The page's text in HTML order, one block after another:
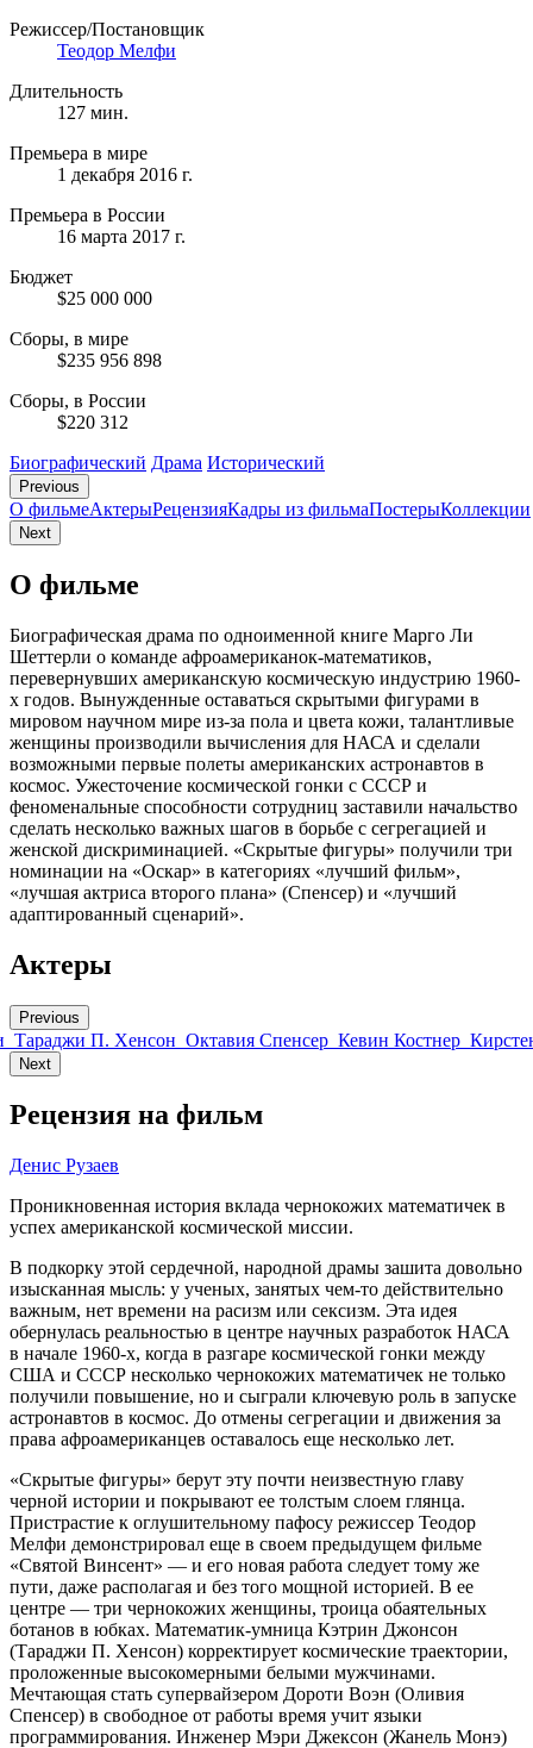
Режиссер/Постановщик
Теодор Мелфи
Длительность
127 мин.
Премьера в мире
1 декабря 2016 г.
Премьера в России
16 марта 2017 г.
Бюджет
$25 000 000
Сборы, в мире
$235 956 898
Сборы, в России
$220 312
Биографический Драма Исторический
Previous
О фильмеАктерыРецензияКадры из фильмaПостерыКоллекции
Next
О фильме
Биографическая драма по одноименной книге Марго Ли
Шеттерли о команде афроамериканок-математиков,
перевернувших американскую космическую индустрию 1960-
х годов. Вынужденные оставаться скрытыми фигурами в
мировом научном мире из-за пола и цвета кожи, талантливые
женщины производили вычисления для НАСА и сделали
возможными первые полеты американских астронавтов в
космос. Ужесточение космической гонки с СССР и
феноменальные способности сотрудниц заставили начальство
сделать несколько важных шагов в борьбе с сегрегацией и
женской дискриминацией. «Скрытые фигуры» получили три
номинации на «Оскар» в категориях «лучший фильм»,
«лучшая актриса второго плана» (Спенсер) и «лучший
адаптированный сценарий».
Актеры
Previous
Тараджи П. Хенсон Октавия Спенсер Кевин Костнер
Next
Рецензия на фильм
Денис Рузаев
Проникновенная история вклада чернокожих математичек в
успех американской космической миссии.
В подкорку этой сердечной, народной драмы зашита довольно
изысканная мысль: у ученых, занятых чем-то действительно
важным, нет времени на расизм или сексизм. Эта идея
обернулась реальностью в центре научных разработок НАСА
в начале 1960-х, когда в разгаре космической гонки между
США и СССР несколько чернокожих математичек не только
получили повышение, но и сыграли ключевую роль в запуске
астронавтов в космос. До отмены сегрегации и движения за
права афроамериканцев оставалось еще несколько лет.
«Скрытые фигуры» берут эту почти неизвестную главу
черной истории и покрывают ее толстым слоем глянца.
Пристрастие к оглушительному пафосу режиссер Теодор
Мелфи демонстрировал еще в своем предыдущем фильме
«Святой Винсент» — и его новая работа следует тому же
пути, даже располагая и без того мощной историей. В ее
центре — три чернокожих женщины, троица обаятельных
ботанов в юбках. Математик-умница Кэтрин Джонсон
(Тараджи П. Хенсон) корректирует космические траектории,
проложенные высокомерными белыми мужчинами.
Мечтающая стать супервайзером Дороти Воэн (Оливия
Спенсер) в свободное от работы время учит языки
программирования. Инженер Мэри Джексон (Жанель Монэ)